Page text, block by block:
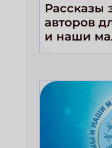
Рассказы
авторов
и наши